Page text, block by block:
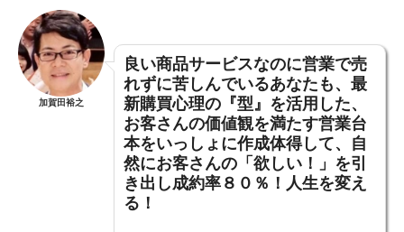
加賀田裕之
良い商品サービスなのに営業で売
れずに苦しんでいるあなたも、 最
新購買心理の『型』を活用した、
お客さんの価値観を満たす営業台
本をいっしょに作成体得して、 自
然にお客さんの「欲しい！」を引
き出し成約率８０％！人生を変え
る！